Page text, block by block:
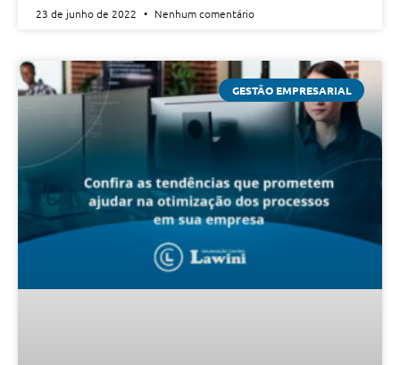
23 de junho de 2022 Nenhum comentário
GESTÃO EMPRESARIAL